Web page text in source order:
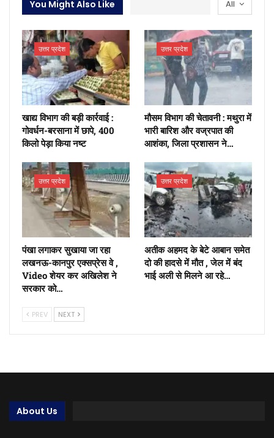
All
You Might Also Like
उत्तर प्रदेश
खाद्य विभाग की बड़ी कार्रवाई :
गोवर्धन-बरसाना में छापे, 400
किलो पेड़ा किया नष्ट
उत्तर प्रदेश
मौसम विभाग की चेतावनी : मथुरा में
भारी बारिश और वज्रपात की
आशंका, जिला प्रशासन ने…
उत्तर प्रदेश
पंखा लगाकर सुखाया जा रहा
लखनऊ-कानपुर एक्सप्रेस वे ,
Video शेयर कर अखिलेश ने
सरकार को…
उत्तर प्रदेश
अतीक अहमद के बेटे आबान समेत
दो की हादसे में मौत , जेल में बंद
भाई अली से मिलने आ रहे…
PREV NEXT
About Us